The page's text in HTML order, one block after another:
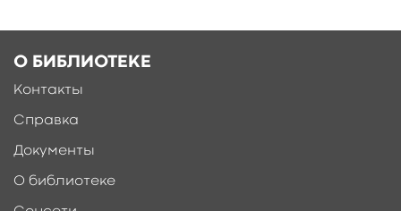
О БИБЛИОТЕКЕ
Контакты
Справка
Документы
О библиотеке